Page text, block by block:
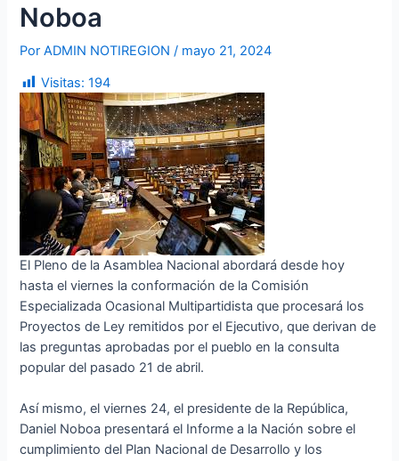
Noboa
PorADMIN NOTIREGION/ mayo 21, 2024
Visitas: 194
El Pleno de la Asamblea Nacional abordará desde hoy
hasta el viernes la conformación de la Comisión
Especializada Ocasional Multipartidista que procesará los
Proyectos de Ley remitidos por el Ejecutivo, que derivan de
las preguntas aprobadas por el pueblo en la consulta
popular del pasado 21 de abril.
Así mismo, el viernes 24, el presidente de la República,
Daniel Noboa presentará el Informe a la Nación sobre el
cumplimiento del Plan Nacional de Desarrollo y los